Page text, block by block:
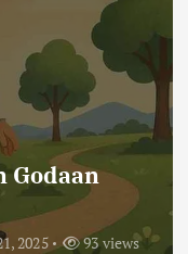
Godaan
2025 93 views